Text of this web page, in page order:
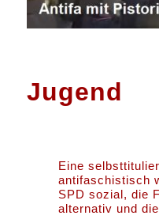
Jugend
Eine
antifaschistisch
SPD sozial, die
alternativ und